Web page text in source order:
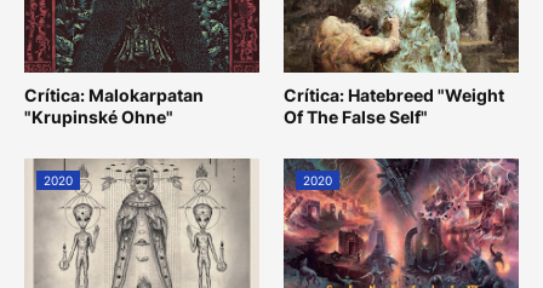
Crítica: Malokarpatan
"Krupinské Ohne"
Crítica: Hatebreed "Weight
Of The False Self"
2020 2020